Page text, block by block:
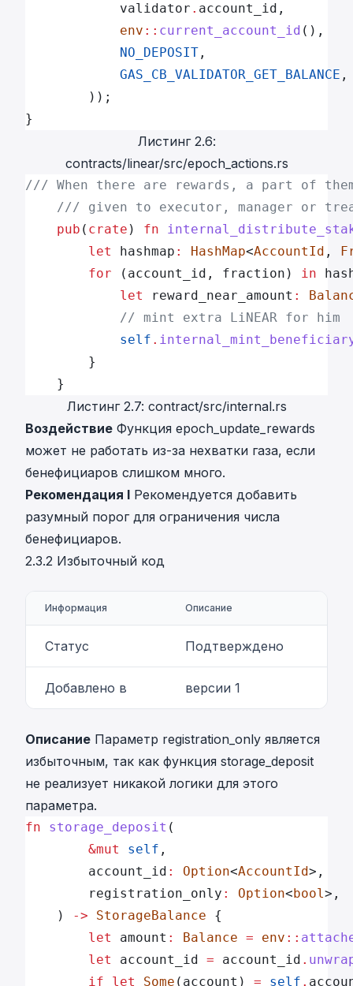
			validator
. account_id,
			env
:: current_account_id (),
			NO_DEPOSIT
,
			GAS_CB_VALIDATOR_GET_BALANCE
,
		));
}
Листинг 2.6:
contracts/linear/src/epoch_actions.rs
/// When there are rewards, a part of
/// given to executor, manager or
	pub
( crate ) fn
		let
hashmap : HashMap<AccountId ,
		for
(account_id, fraction) in
			let
reward_near_amount :
			// mint extra LiNEAR for him
			self
.
		}
	}
Листинг 2.7: contract/src/internal.rs
Воздействие Функция epoch_update_rewards
может не работать из-за нехватки газа, если
бенефициаров слишком много.
Рекомендация I Рекомендуется добавить
разумный порог для ограничения числа
бенефициаров.
2.3.2 Избыточный код
Информация Описание
Статус Подтверждено
Добавлено в версии 1
Описание Параметр registration_only является
избыточным, так как функция storage_deposit
не реализует никакой логики для этого
параметра.
fn storage_deposit (
		&mut
self ,
		account_id
: Option<AccountId>,
		registration_only
: Option< bool>,
	)
-> StorageBalance {
		let
amount : Balance = env ::
		let
account_id = account_id .
		if
let Some (account) = self .